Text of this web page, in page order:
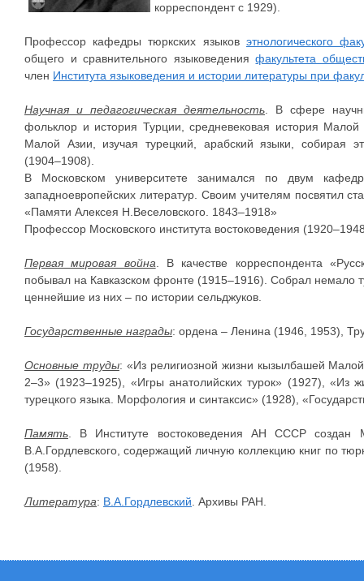
корреспондент с 1929).
Профессор кафедры тюркских языков этнологического
общего и сравнительного языковеденияфакультета
член Института языковедения и истории литературы при
Научная и педагогическая деятельность . В сфере
фольклор и история Турции, средневековая история
Малой Азии, изучая турецкий, арабский языки, собирая
(1904–1908).
В Московском университете занимался по двум
западноевропейских литератур. Своим учителям посвятил
«Памяти Алексея Н.Веселовского. 1843–1918»
Профессор Московского института востоковедения
Первая мировая война . В качестве корреспондента
побывал на Кавказском фронте (1915–1916). Собрал немало
ценнейшие из них – по истории сельджуков.
Государственные награды: ордена – Ленина (1946, 1953),
Основные труды: «Из религиозной жизни кызылбашей
2–3» (1923–1925), «Игры анатолийских турок» (1927), «Из
турецкого языка. Морфология и синтаксис» (1928),
Память . В Институте востоковедения АН СССР создан
В.А.Гордлевского, содержащий личную коллекцию книг по
(1958).
Литература: В.А.Гордлевский . Архивы РАН.